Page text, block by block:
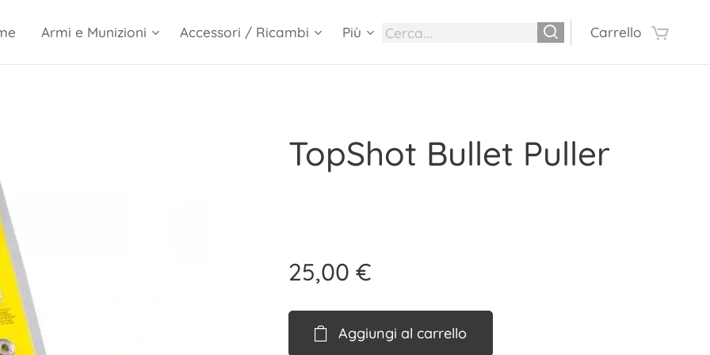
Armi e Munizioni Accessori / Ricambi Più Carrello
TopShot Bullet Puller
25,00 €
Aggiungi al carrello